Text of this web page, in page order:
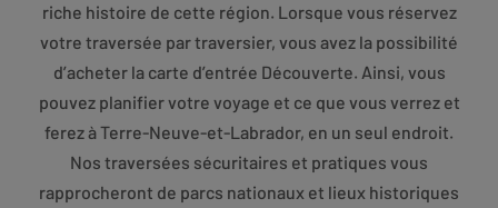
riche histoire de cette région. Lorsque vous réservez
votre traversée par traversier, vous avez la possibilité
d’acheter la carte d’entrée Découverte. Ainsi, vous
pouvez planifier votre voyage et ce que vous verrez et
ferez à Terre-Neuve-et-Labrador, en un seul endroit.
Nos traversées sécuritaires et pratiques vous
rapprocheront de parcs nationaux et lieux historiques